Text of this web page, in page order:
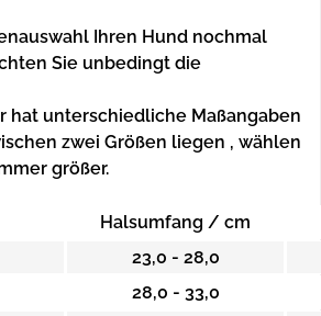
Ihren Hund nochmal
Sie unbedingt die
hat unterschiedliche Maßangaben
zwei Größen liegen , wählen
größer.
Halsumfang / cm
23,0 - 28,0
28,0 - 33,0